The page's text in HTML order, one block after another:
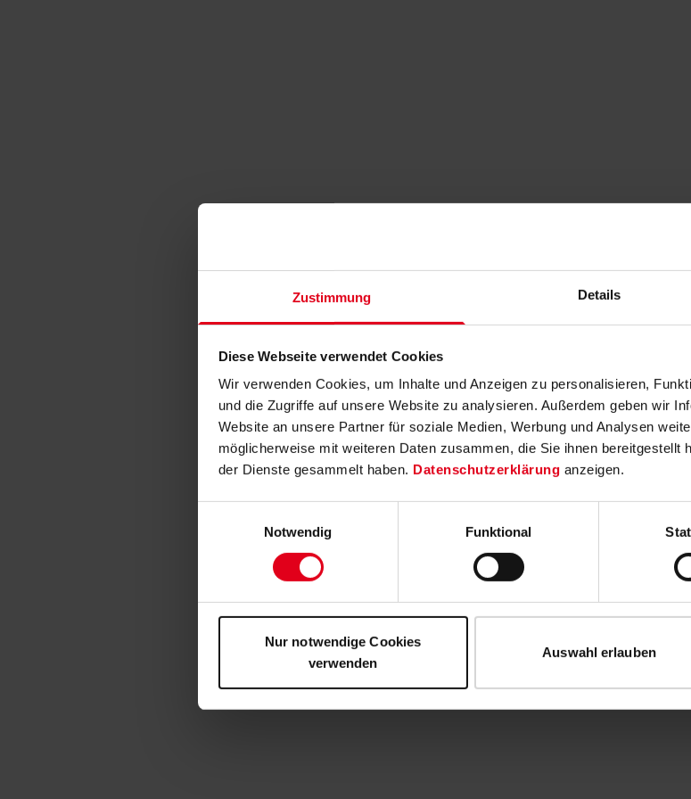
Zustimmung Details
Diese Webseite verwendet Cookies
Wir verwenden Cookies, um Inhalte und Anzeigen zu personalisieren,
und die Zugriffe auf unsere Website zu analysieren. Außerdem geben wir
Website an unsere Partner für soziale Medien, Werbung und Analysen
möglicherweise mit weiteren Daten zusammen, die Sie ihnen bereitgestellt
der Dienste gesammelt haben. Datenschutzerklärung anzeigen.
Notwendig
Funktional
Nur notwendige Cookies
verwenden
Auswahl erlauben